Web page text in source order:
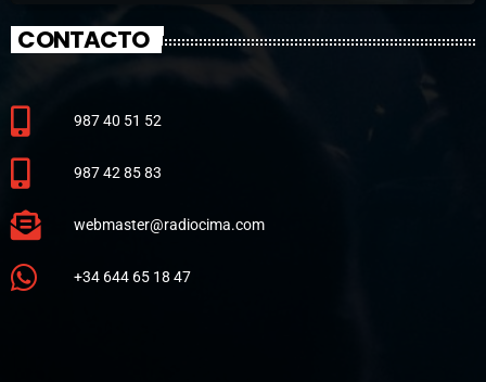
CONTACTO
987 40 51 52
987 42 85 83
webmaster@radiocima.com
+34 644 65 18 47